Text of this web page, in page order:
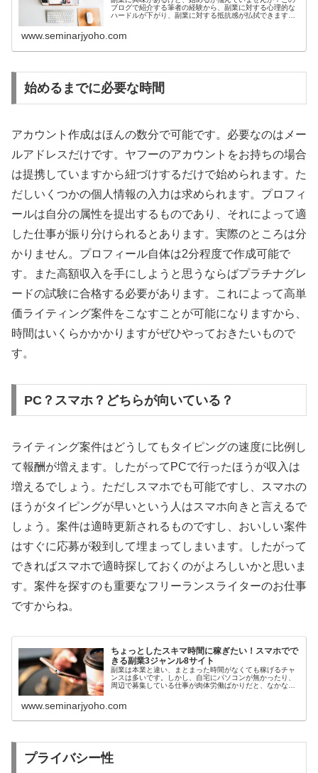
ブログで紹介する筆者の経験から、副業に対する心理的な
ハードルが下がり、副業に対する抵抗感が払拭できます。
www.seminarjyoho.com
始めるまでに必要な時間
アカウント作成はほんの数分で可能です。必要なのはメー
ルアドレスだけです。ヤフーのアカウントをお持ちの場合
は提携していますから紐づけするだけで始められます。た
だしいくつかの個人情報の入力は求められます。プロフィ
ールは自分の属性を提出するものであり、それによって適
した仕事が振り分けられるとあります。実際のところは分
かりません。プロフィール自体は2分程度で作成可能で
す。また高額収入を手にしようと思うならばプラチナグレ
ードの試験に合格する必要があります。これによって高単
価ライティング案件をこなすことが可能になりますから、
時間はいくらかかかりますがぜひやっておきたいもので
す。
PC？スマホ？どちらが向いている？
ライティング案件はどうしてもタイピングの速度に比例し
て報酬が増えます。したがってPCで行ったほうが収入は
増えるでしょう。ただしスマホでも可能ですし、スマホの
ほうがタイピングが早いという人はスマホ向きと言えるで
しょう。案件は適時更新されるものですし、おいしい案件
はすぐに応募が殺到して埋まってしまいます。したがって
できればスマホで適時探しておくのがよろしいかと思いま
す。案件を探すのも重要なフリーランスライターのお仕事
ですからね。
ちょっとしたスキマ時間に稼ぎたい！スマホでで
きる副業3ジャンル8サイト
副業は本業と違い、まとまった時間がなくても稼げるチャ
ンスは多いです。しかし、自宅にパソコンが無かったり、
周辺で募集している仕事が肉体労働ばかりだと、なかなか
にできる副業について、難易度の低めな3ジャンルをご紹
www.seminarjyoho.com
プライバシー性